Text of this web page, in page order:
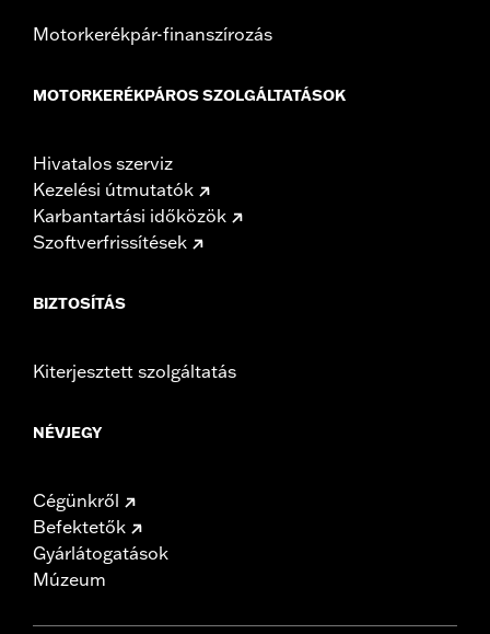
Motorkerékpár-finanszírozás
MOTORKERÉKPÁROS SZOLGÁLTATÁSOK
Hivatalos szerviz
Kezelési útmutatók
Karbantartási időközök
Szoftverfrissítések
BIZTOSÍTÁS
Kiterjesztett szolgáltatás
NÉVJEGY
Cégünkről
Befektetők
Gyárlátogatások
Múzeum